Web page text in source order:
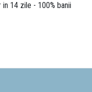
14 zile - 100% banii